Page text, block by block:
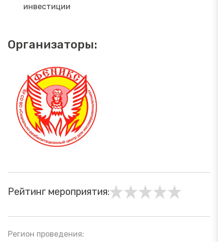
инвестиции
Организаторы:
Рейтинг мероприятия:
Регион проведения: